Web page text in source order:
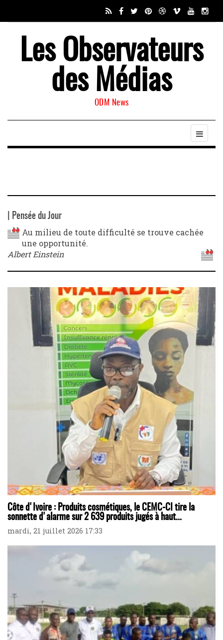
Les Observateurs
des Médias
ODM News
| Pensée du Jour
Au milieu de toute difficulté se trouve cachée
une opportunité.
Albert Einstein
Côte d'Ivoire : Produits cosmétiques, le CEMC-CI tire la
sonnette d'alarme sur 2 639 produits jugés à haut...
mardi, 21 juillet 2026 17:33